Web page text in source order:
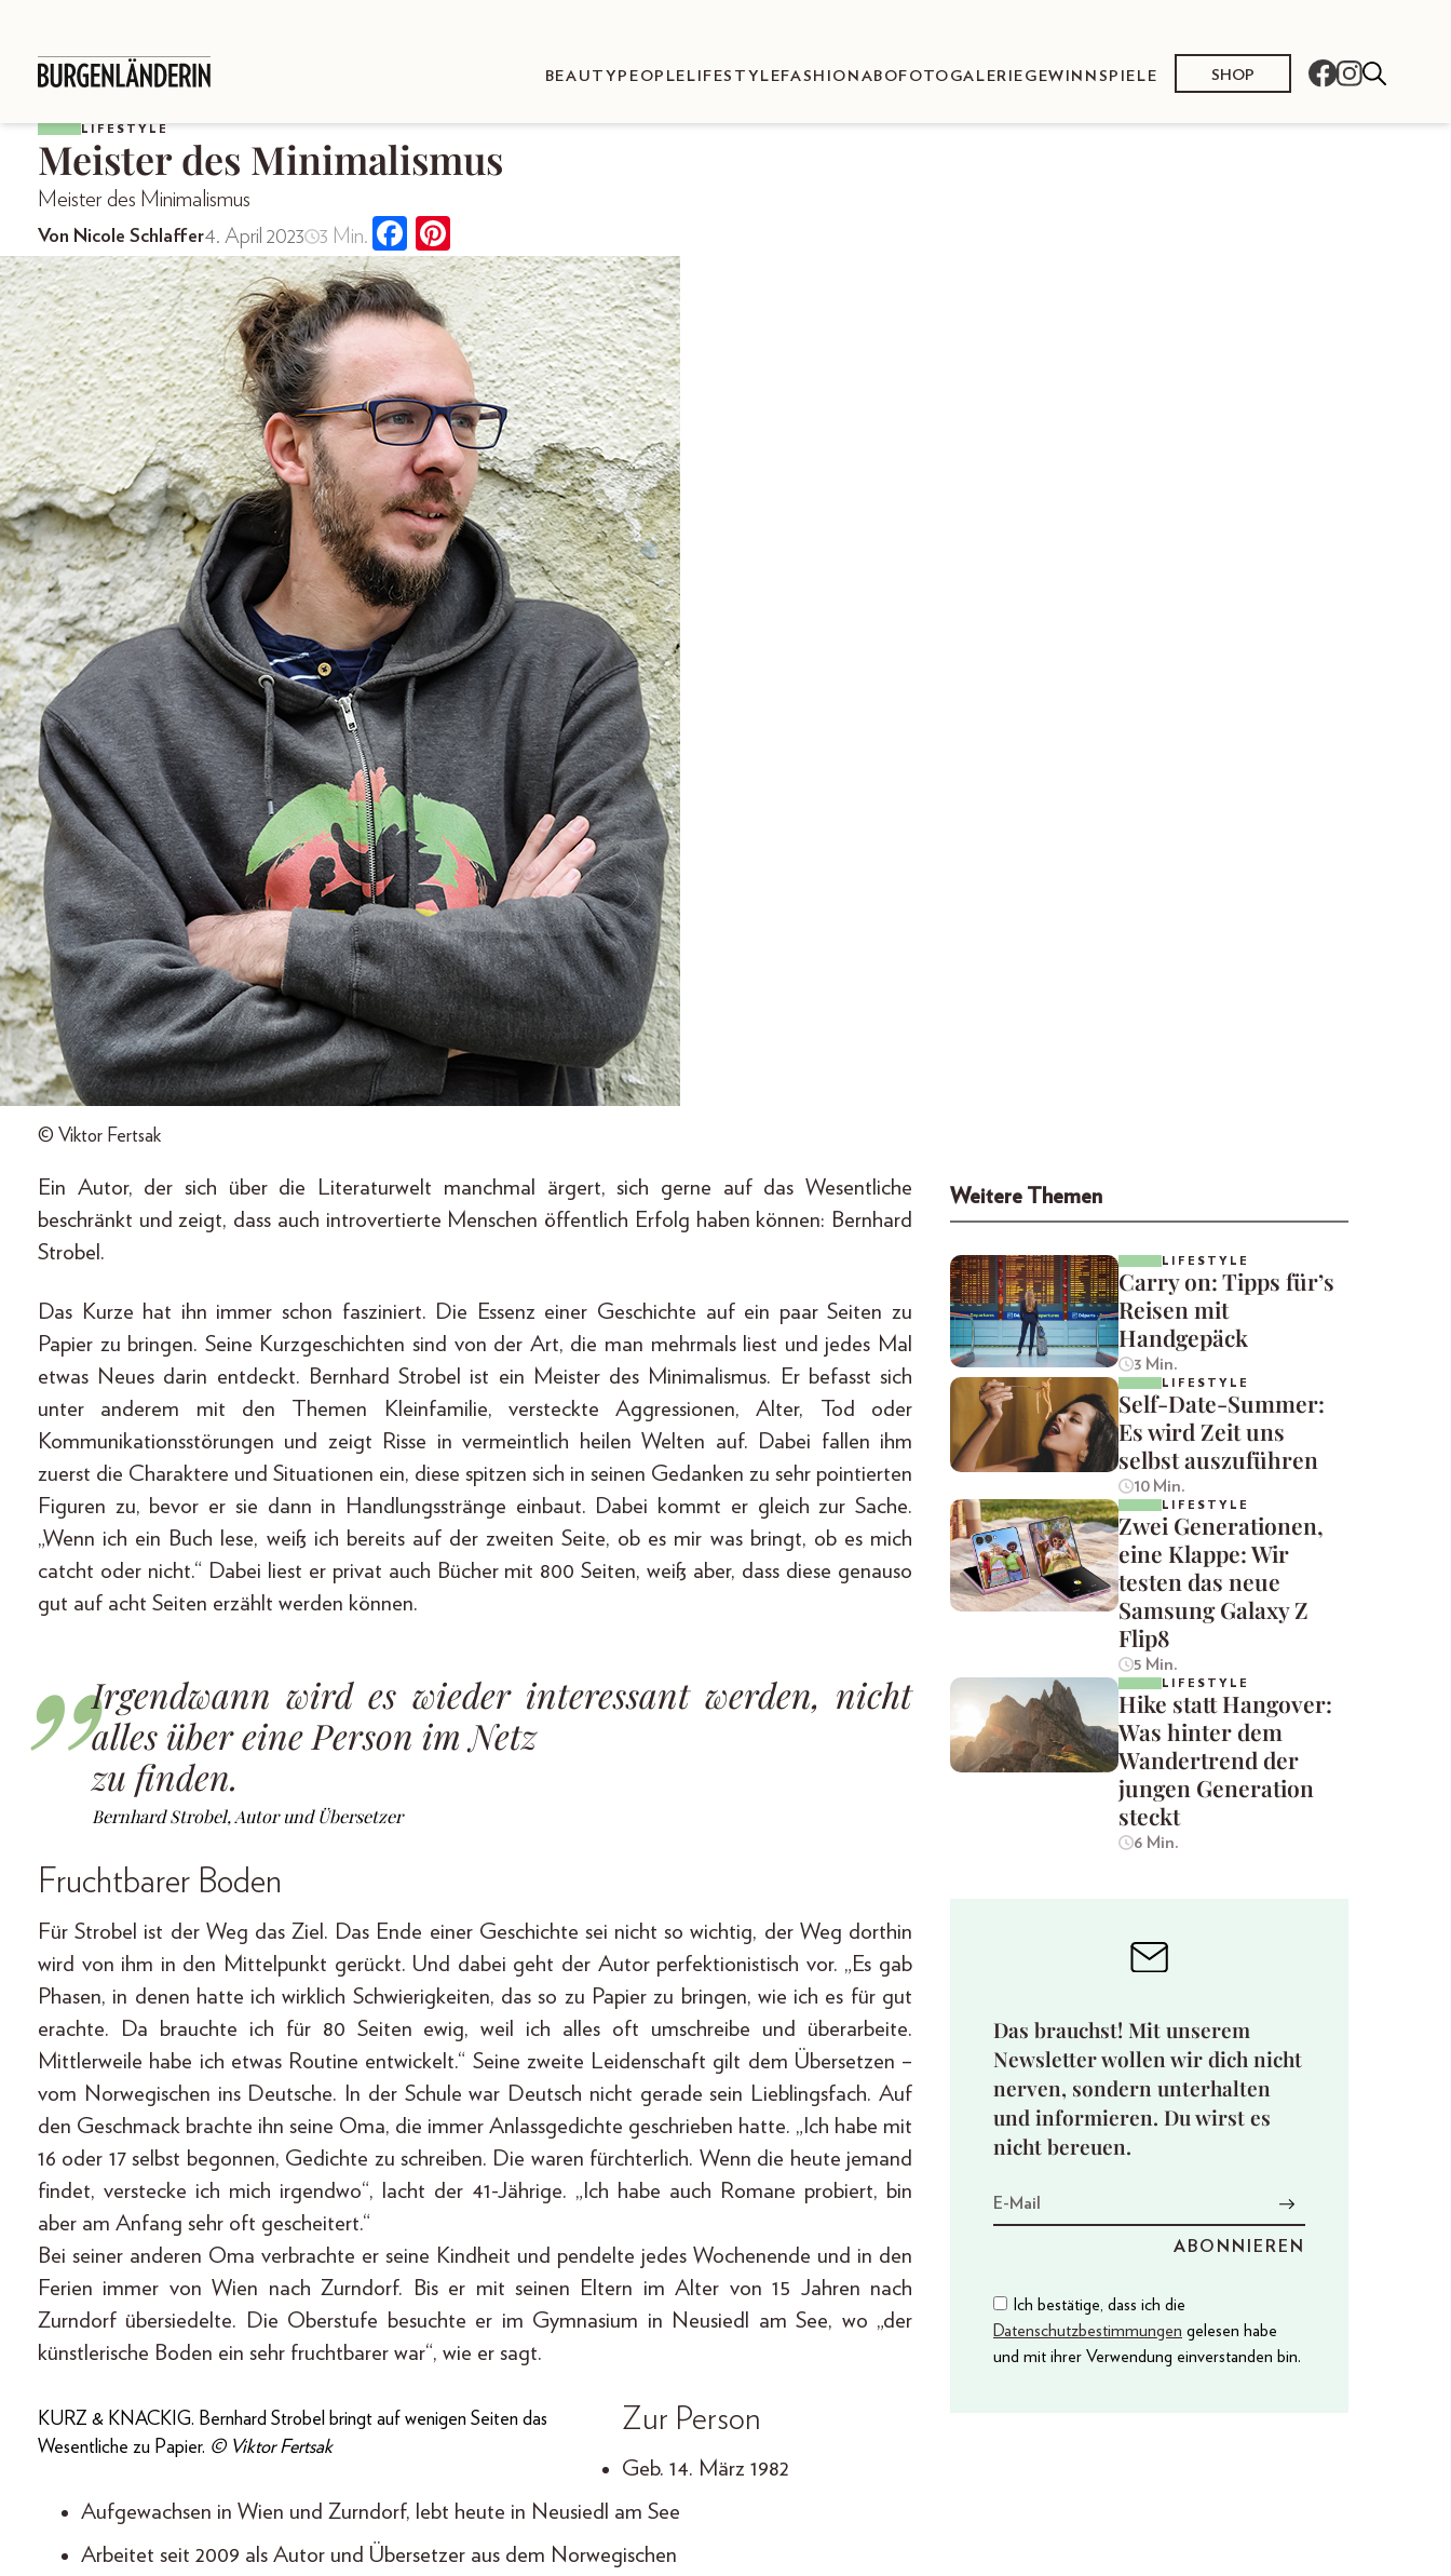
BEAUTY PEOPLE LIFESTYLEFASHION ABOFOTOGALERIE GEWINNSPIELE SHOP
LIFESTYLE
Meister des Minimalismus
Meister des Minimalismus
Von Nicole Schlaffer4. April 2023 3 Min.
© Viktor Fertsak
Ein Autor, der sich über die Literaturwelt manchmal ärgert, sich gerne auf das Wesentliche
beschränkt und zeigt, dass auch introvertierte Menschen öffentlich Erfolg haben können: Bernhard
Strobel.
Das Kurze hat ihn immer schon fasziniert. Die Essenz einer Geschichte auf ein paar Seiten zu
Papier zu bringen. Seine Kurzgeschichten sind von der Art, die man mehrmals liest und jedes Mal
etwas Neues darin entdeckt. Bernhard Strobel ist ein Meister des Minimalismus. Er befasst sich
unter anderem mit den Themen Kleinfamilie, versteckte Aggressionen, Alter, Tod oder
Kommunikationsstörungen und zeigt Risse in vermeintlich heilen Welten auf. Dabei fallen ihm
zuerst die Charaktere und Situationen ein, diese spitzen sich in seinen Gedanken zu sehr pointierten
Figuren zu, bevor er sie dann in Handlungsstränge einbaut. Dabei kommt er gleich zur Sache.
„Wenn ich ein Buch lese, weiß ich bereits auf der zweiten Seite, ob es mir was bringt, ob es mich
catcht oder nicht.“ Dabei liest er privat auch Bücher mit 800 Seiten, weiß aber, dass diese genauso
gut auf acht Seiten erzählt werden können.
Irgendwann wird es wieder interessant werden, nicht
alles über eine Person im Netz
zu finden.
Bernhard Strobel, Autor und Übersetzer
Fruchtbarer Boden
Für ­Strobel ist der Weg das Ziel. Das Ende einer Geschichte sei nicht so wichtig, der Weg dorthin
wird von ihm in den Mittelpunkt gerückt. Und dabei geht der Autor perfektionistisch vor. „Es gab
Phasen, in denen hatte ich wirklich Schwierigkeiten, das so zu Papier zu bringen, wie ich es für gut
erachte. Da brauchte ich für 80 Seiten ewig, weil ich alles oft umschreibe und überarbeite.
Mittlerweile habe ich etwas Routine entwickelt.“ Seine zweite Leidenschaft gilt dem Übersetzen –
vom Norwegischen ins Deutsche. In der Schule war Deutsch nicht gerade sein Lieblingsfach. Auf
den Geschmack brachte ihn seine Oma, die immer Anlassgedichte geschrieben hatte. „Ich habe mit
16 oder 17 selbst begonnen, Gedichte zu schreiben. Die waren fürchterlich. Wenn die heute jemand
findet, verstecke ich mich irgendwo“, lacht der 41-Jährige. „Ich habe auch Romane probiert, bin
aber am Anfang sehr oft gescheitert.“
Bei seiner anderen Oma verbrachte er seine Kindheit und pendelte jedes Wochenende und in den
Ferien immer von Wien nach Zurndorf. Bis er mit seinen Eltern im Alter von 15 Jahren nach
Zurndorf übersiedelte. Die Oberstufe besuchte er im Gymnasium in Neusiedl am See, wo „der
künstlerische Boden ein sehr fruchtbarer war“, wie er sagt.
KURZ & KNACKIG. Bernhard Strobel bringt auf wenigen Seiten das
Wesentliche zu Papier. © Viktor Fertsak
Zur Person
Geb. 14. März 1982
Aufgewachsen in Wien und Zurndorf, lebt heute in Neusiedl am See
Arbeitet seit 2009 als Autor und Übersetzer aus dem Norwegischen
Weitere Themen
LIFESTYLE
Carry on: Tipps für’s
Reisen mit
Handgepäck
3 Min.
LIFESTYLE
Self-Date-Summer:
Es wird Zeit uns
selbst auszuführen
10 Min.
LIFESTYLE
Zwei Generationen,
eine Klappe: Wir
testen das neue
Samsung Galaxy Z
Flip8
5 Min.
LIFESTYLE
Hike statt Hangover:
Was hinter dem
Wandertrend der
jungen Generation
steckt
6 Min.
Das brauchst! Mit unserem
Newsletter wollen wir dich nicht
nerven, sondern unterhalten
und informieren. Du wirst es
nicht bereuen.
Ich bestätige, dass ich die
Datenschutzbestimmungen gelesen habe
und mit ihrer Verwendung einverstanden bin.